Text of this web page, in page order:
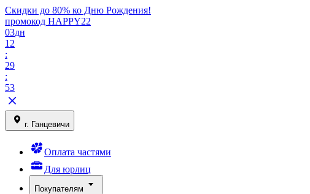
Скидки до 80% ко Дню Рождения!
промокод HAPPY22
03дн
12
:
29
:
53
г. Ганцевичи
Оплата частями
Для юрлиц
Покупателям